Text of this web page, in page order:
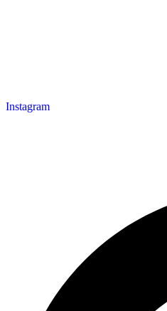
Instagram